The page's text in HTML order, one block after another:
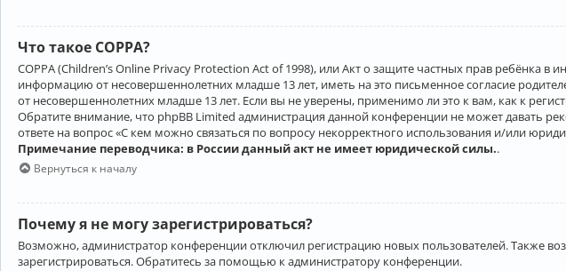
Что такое COPPA?
COPPA (Children’s Online Privacy Protection Act of 1998), или Акт о защите частных прав ребёнка
информацию от несовершеннолетних младше 13 лет, иметь на это письменное согласие
от несовершеннолетних младше 13 лет. Если вы не уверены, применимо ли это к вам, как к
Обратите внимание, что phpBB Limited администрация данной конференции не может давать
ответе на вопрос «С кем можно связаться по вопросу некорректного использования и/или
Примечание переводчика: в России данный акт не имеет юридической силы..
Вернуться к началу
Почему я не могу зарегистрироваться?
Возможно, администратор конференции отключил регистрацию новых пользователей. Также
зарегистрироваться. Обратитесь за помощью к администратору конференции.